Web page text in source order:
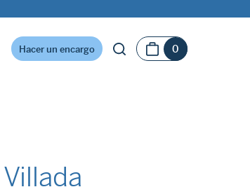
Hacer un encargo 0